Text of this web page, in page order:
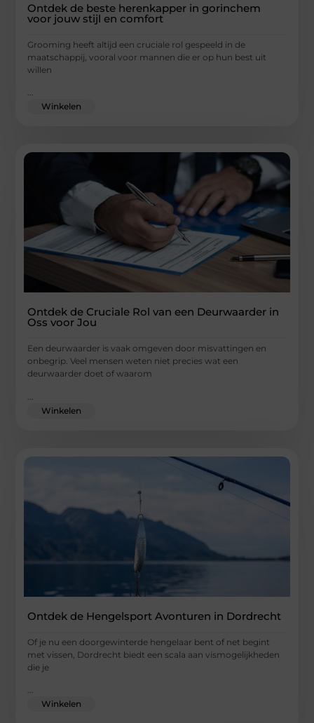
Ontdek de beste herenkapper in gorinchem
voor jouw stijl en comfort
Grooming heeft altijd een cruciale rol gespeeld in de
maatschappij, vooral voor mannen die er op hun best uit
willen
...
Winkelen
Ontdek de Cruciale Rol van een Deurwaarder in
Oss voor Jou
Een deurwaarder is vaak omgeven door misvattingen en
onbegrip. Veel mensen weten niet precies wat een
deurwaarder doet of waarom
Winkelen
Ontdek de Hengelsport Avonturen in Dordrecht
Of je nu een doorgewinterde hengelaar bent of net begint
met vissen, Dordrecht biedt een scala aan vismogelijkheden
die je
Winkelen